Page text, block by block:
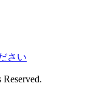
さい